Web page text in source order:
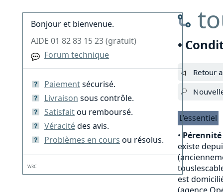
•
Retour
L’essentiel
•
existe
est
Bonjour et bienvenue.
AIDE 01 82 83 15 23 (gratuit)
Forum technique
Paiementsécurisé.
Livraison sous contrôle.
Satisfaitou remboursé.
Véracitédes avis.
Problèmes en cours ou résolus.
W3C